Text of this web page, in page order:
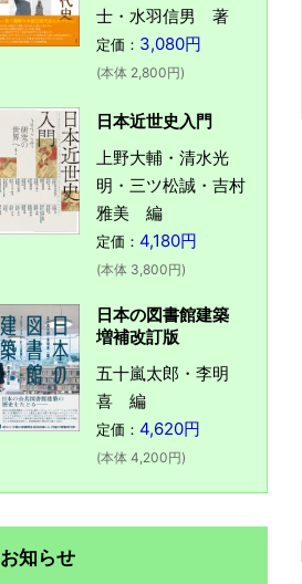
士・水羽信男 著
定価： 3,080円
(本体 2,800円)
日本近世史入門
上野大輔・清水光
明・三ツ松誠・吉村
雅美 編
定価： 4,180円
(本体 3,800円)
日本の図書館建築
増補改訂版
五十嵐太郎・李明
喜 編
定価： 4,620円
(本体 4,200円)
お知らせ